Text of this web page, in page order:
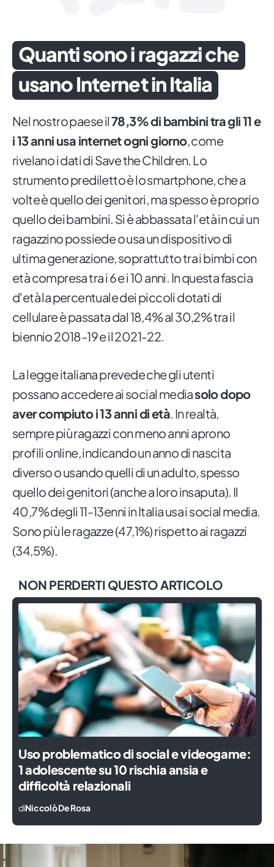
Quanti sono i ragazzi che
usano Internet in Italia
Nel nostro paese il78,3% di bambini tra gli 11 e
i 13 anni usa internet ogni giorno, come
rivelano i dati di Save the Children. Lo
strumento prediletto è lo smartphone, che a
volte è quello dei genitori, ma spesso è proprio
quello dei bambini. Si è abbassata l'età in cui un
ragazzino possiede o usa un dispositivo di
ultima generazione, soprattutto tra i bimbi con
età compresa tra i 6 e i 10 anni. In questa fascia
d'età la percentuale dei piccoli dotati di
cellulare è passata dal 18,4% al 30,2% tra il
biennio 2018­-19 e il 2021­-22.
La legge italiana prevede che gli utenti
possano accedere ai social mediasolo dopo
aver compiuto i 13 anni di età. In realtà,
sempre più ragazzi con meno anni aprono
profili online, indicando un anno di nascita
diverso o usando quelli di un adulto, spesso
quello dei genitori (anche a loro insaputa). Il
40,7% degli 11­-13enni in Italia usa i social media.
Sono più le ragazze (47,1%) rispetto ai ragazzi
(34,5%).
NON PERDERTI QUESTO ARTICOLO
Uso problematico di social e videogame:
1 adolescente su 10 rischia ansia e
difficoltà relazionali
diNiccolò De Rosa